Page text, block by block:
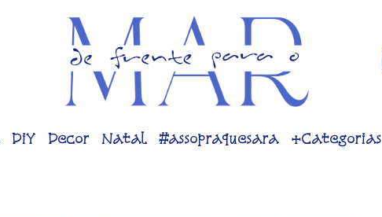
DiY Decor Natal #assopraquesara +Categorias